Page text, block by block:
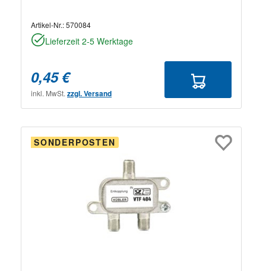
Artikel-Nr.:570084
Lieferzeit 2-5 Werktage
0,45 €
inkl. MwSt. zzgl. Versand
SONDERPOSTEN